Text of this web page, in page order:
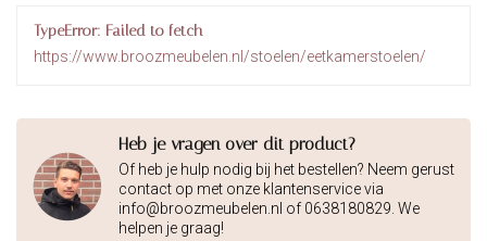
TypeError: Failed to fetch
https://www.broozmeubelen.nl/stoelen/eetkamerstoelen/
Heb je vragen over dit product?
Of heb je hulp nodig bij het bestellen? Neem gerust
contact op met onze klantenservice via
info@broozmeubelen.nl of 0638180829. We
helpen je graag!